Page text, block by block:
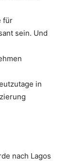
für
sein. Und
in
nach Lagos